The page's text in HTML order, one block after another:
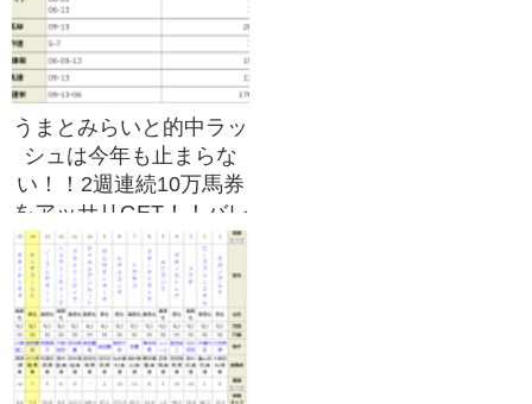
うまとみらいと的中ラッ
シュは今年も止まらな
い！！2週連続10万馬券
をアッサリGET！！バレ
ンタインチョコよりも諭
吉さんに恋をした！！